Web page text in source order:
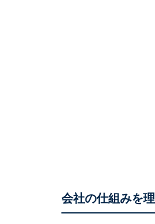
会社の仕組みを